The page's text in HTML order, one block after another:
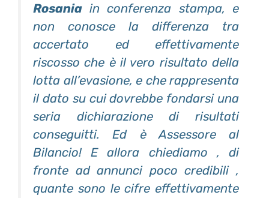
Rosania in conferenza stampa, e
non conosce la differenza tra
accertato ed effettivamente
riscosso che è il vero risultato della
lotta all’evasione, e che rappresenta
il dato su cui dovrebbe fondarsi una
seria dichiarazione di risultati
conseguitti. Ed è Assessore al
Bilancio! E allora chiediamo , di
fronte ad annunci poco credibili ,
quante sono le cifre effettivamente